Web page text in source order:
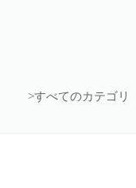
>すべてのカテゴリ